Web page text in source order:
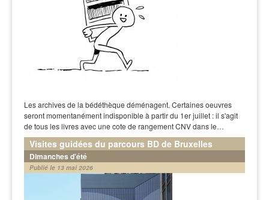
Les archives de la bédéthèque déménagent. Certaines oeuvres
seront momentanément indisponible à partir du 1er juillet : il s'agit
de tous les livres avec une cote de rangement CNV dans le…
Visites guidées du parcours BD de Bruxelles
Dimanches d'été
Publié le 13 mai 2026